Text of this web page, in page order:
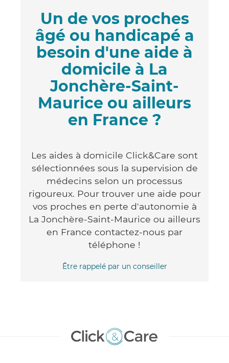
Un de vos proches
âgé ou handicapé a
besoin d'une aide à
domicile à La
Jonchère-Saint-
Maurice ou ailleurs
en France ?
Les aides à domicile Click&Care sont
sélectionnées sous la supervision de
médecins selon un processus
rigoureux. Pour trouver une aide pour
vos proches en perte d'autonomie à
La Jonchère-Saint-Maurice ou ailleurs
en France contactez-nous par
téléphone !
Être rappelé par un conseiller